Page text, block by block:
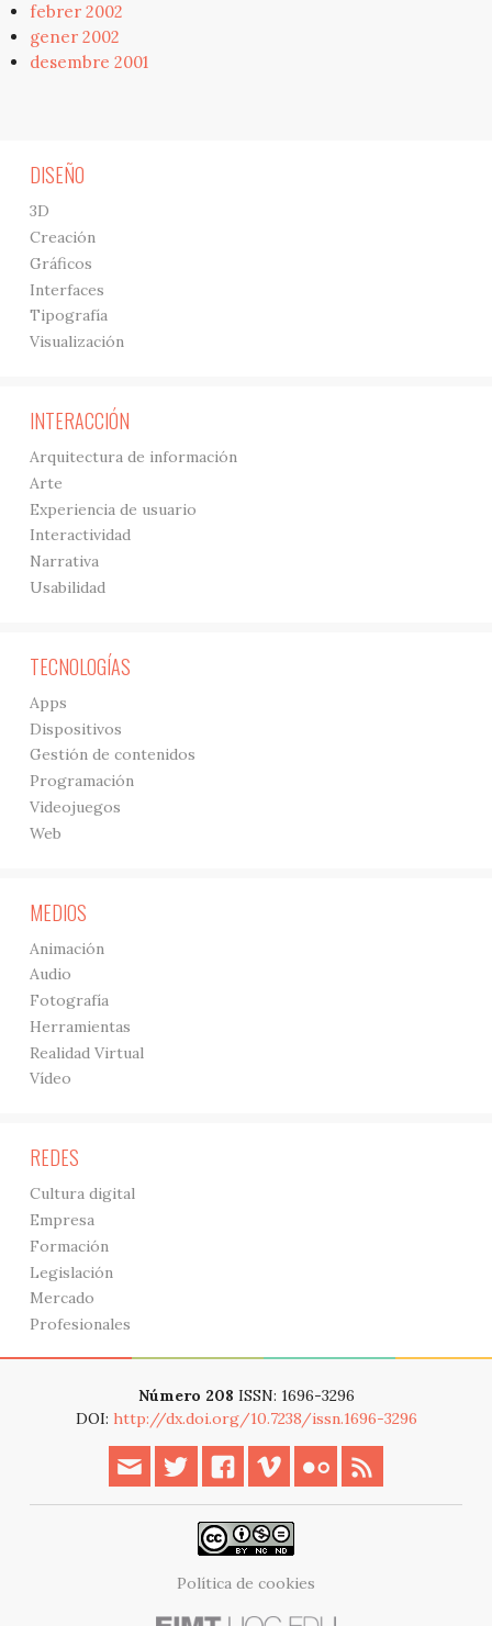
febrer 2002
gener 2002
desembre 2001
DISEÑO
3D
Creación
Gráficos
Interfaces
Tipografía
Visualización
INTERACCIÓN
Arquitectura de información
Arte
Experiencia de usuario
Interactividad
Narrativa
Usabilidad
TECNOLOGÍAS
Apps
Dispositivos
Gestión de contenidos
Programación
Videojuegos
Web
MEDIOS
Animación
Audio
Fotografía
Herramientas
Realidad Virtual
Vídeo
REDES
Cultura digital
Empresa
Formación
Legislación
Mercado
Profesionales
Número 208 ISSN: 1696-3296
DOI: http://dx.doi.org/10.7238/issn.1696-3296
Política de cookies